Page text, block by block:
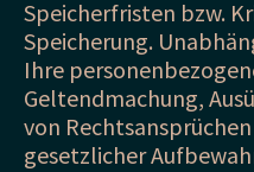
Speicherfristen bzw.
Speicherung.
Ihre
Geltendmachung,
von
gesetzlicher